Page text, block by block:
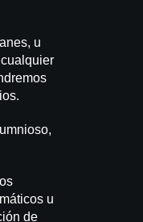
u
u
de